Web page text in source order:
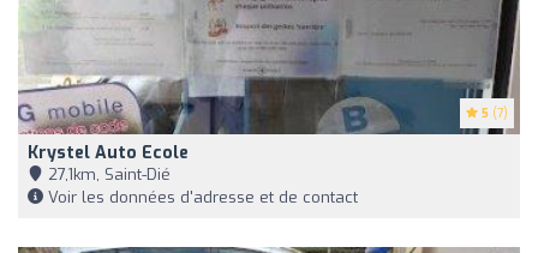
5 (7)
Krystel Auto Ecole
27,1km, Saint-Dié
Voir les données d'adresse et de contact